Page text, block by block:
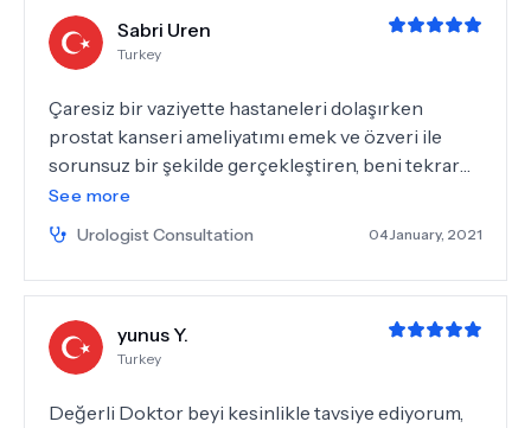
Sabri Uren
Turkey
Çaresiz bir vaziyette hastaneleri dolaşırken
prostat kanseri ameliyatımı emek ve özveri ile
sorunsuz bir şekilde gerçekleştiren, beni tekrar
sağlığıma kavuşturan silah arkadaşım Taner Divrik
hocama çok teşekkür eder, saygılar sunarım🙏
See more
Urologist Consultation
04 January, 2021
yunus Y.
Turkey
Değerli Doktor beyi kesinlikle tavsiye ediyorum,